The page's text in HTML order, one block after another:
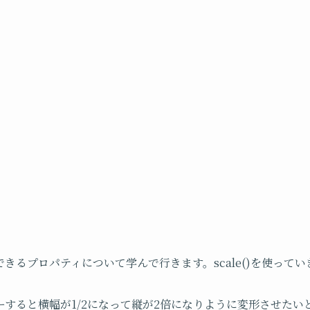
るプロパティについて学んで行きます。scale()を使ってい
ると横幅が1/2になって縦が2倍になりように変形させたい